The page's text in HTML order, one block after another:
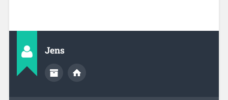
Jens